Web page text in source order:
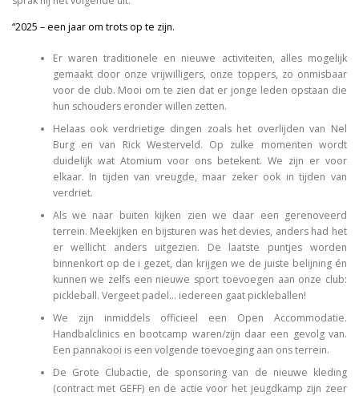
“2025 – een jaar om trots op te zijn.
Er waren traditionele en nieuwe activiteiten, alles mogelijk
gemaakt door onze vrijwilligers, onze toppers, zo onmisbaar
voor de club. Mooi om te zien dat er jonge leden opstaan die
hun schouders eronder willen zetten.
Helaas ook verdrietige dingen zoals het overlijden van Nel
Burg en van Rick Westerveld. Op zulke momenten wordt
duidelijk wat Atomium voor ons betekent. We zijn er voor
elkaar. In tijden van vreugde, maar zeker ook in tijden van
verdriet.
Als we naar buiten kijken zien we daar een gerenoveerd
terrein. Meekijken en bijsturen was het devies, anders had het
er wellicht anders uitgezien. De laatste puntjes worden
binnenkort op de i gezet, dan krijgen we de juiste belijning én
kunnen we zelfs een nieuwe sport toevoegen aan onze club:
pickleball. Vergeet padel… iedereen gaat pickleballen!
We zijn inmiddels officieel een Open Accommodatie.
Handbalclinics en bootcamp waren/zijn daar een gevolg van.
Een pannakooi is een volgende toevoeging aan ons terrein.
De Grote Clubactie, de sponsoring van de nieuwe kleding
(contract met GEFF) en de actie voor het jeugdkamp zijn zeer